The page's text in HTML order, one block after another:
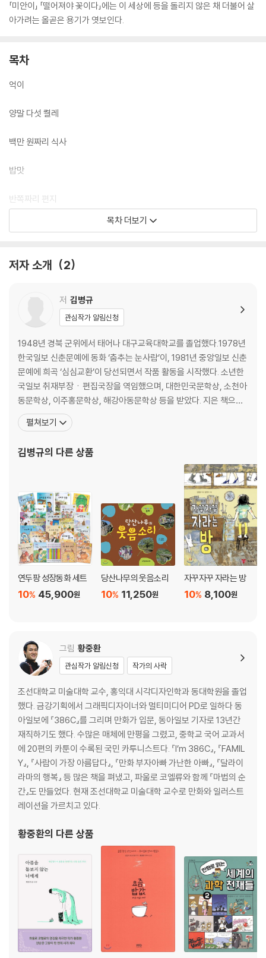
「미안이」 「떨어져야 꽃이다」에는 이 세상에 등을 돌리지 않은 채 더불어 살
아가려는 올곧은 용기가 엿보인다.
목차
억이
양말 다섯 켤레
백만 원짜리 식사
밥맛
반쪽짜리 편지
떨어져야 꽃이다
목차 더보기
저자 소개 2
저 김병규
관심작가 알림신청
1948년 경북 군위에서 태어나 대구교육대학교를 졸업했다.1978년
한국일보 신춘문예에 동화 ‘춤추는 눈사람’이, 1981년 중앙일보 신춘
문예에 희곡 ‘심심교환’이 당선되면서 작품 활동을 시작했다. 소년한
국일보 취재부장ㆍ편집국장을 역임했으며, 대한민국문학상, 소천아
동문학상, 이주홍문학상, 해강아동문학상 등을 받았다. 지은 책으로
동화집 <종이 칼> <희망을 파는 자동판매기> <백 번째 손님> 외 여
러 권이 있다. 동화 ‘도련님과 인절미’, ‘서울 살면 서울내기 시골 살면
과서에 수록되어 있다. 현재
펼쳐보기
김병규의 다른 상품
연두팡 성장동화 세트
45,900원
10%
당산나무의 웃음소리
11,250원
10%
자꾸자꾸 자라는 방
8,100원
10%
그림 황중환
관심작가 알림신청 작가의 사락
조선대학교 미술대학 교수, 홍익대 시각디자인학과 동대학원을 졸업
했다. 금강기획에서 그래픽디자이너와 멀티미디어 PD로 일하다 동
아일보에 『386C』를 그리며 만화가 입문, 동아일보 기자로 13년간
재직하기도 했다. 수많은 매체에 만평을 그렸고, 중학교 국어 교과서
에 20편의 카툰이 수록된 국민 카투니스트다. 『I’m 386C』, 『FAMIL
Y』, 『사람이 가장 아름답다』, 『만화 부자아빠 가난한 아빠』, 『달라이
라마의 행복』 등 많은 책을 펴냈고, 파울로 코엘류와 함께 『마법의 순
간』도 만들었다. 현재 조선대학교 미술대학 교수로 만화와 일러스트
레이션을 가르치고 있다.
황중환의 다른 상품